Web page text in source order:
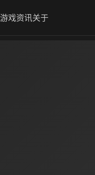
游戏资讯关于